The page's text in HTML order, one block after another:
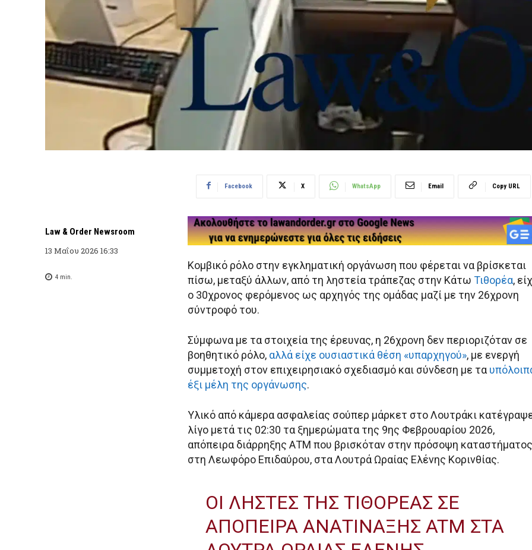
Law & Order Newsroom
13 Μαΐου 2026 16:33
4 min.
Facebook X WhatsApp Email Copy URL
Κομβικό ρόλο στην εγκληματική οργάνωση που φέρεται να βρίσκεται
πίσω, μεταξύ άλλων, από τη ληστεία τράπεζας στην Κάτω Τιθορέα,
ο 30χρονος φερόμενος ως αρχηγός της ομάδας μαζί με την 26χρονη
σύντροφό του.
Σύμφωνα με τα στοιχεία της έρευνας, η 26χρονη δεν περιοριζόταν σε
βοηθητικό ρόλο, αλλά είχε ουσιαστικά θέση «υπαρχηγού», με ενεργή
συμμετοχή στον επιχειρησιακό σχεδιασμό και σύνδεση με τα
έξι μέλη της οργάνωσης.
Υλικό από κάμερα ασφαλείας σούπερ μάρκετ στο Λουτράκι
λίγο μετά τις 02:30 τα ξημερώματα της 9ης Φεβρουαρίου 2026,
απόπειρα διάρρηξης ΑΤΜ που βρισκόταν στην πρόσοψη καταστήματος
στη Λεωφόρο Επιδαύρου, στα Λουτρά Ωραίας Ελένης Κορινθίας.
ΟΙ ΛΗΣΤΈΣ ΤΗΣ ΤΙΘΟΡΈΑΣ ΣΕ
ΑΠΌΠΕΙΡΑ ΑΝΑΤΊΝΑΞΗΣ ATM ΣΤΑ